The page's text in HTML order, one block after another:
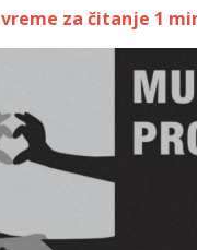
vreme za čitanje 1